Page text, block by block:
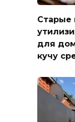
Старые
для
кучу